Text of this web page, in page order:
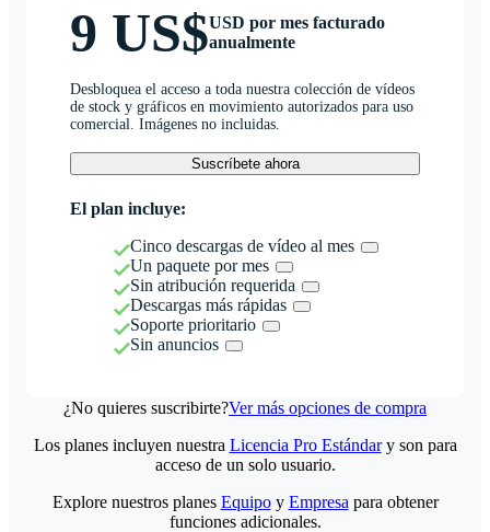
9 US$USD por mes facturado
anualmente
Desbloquea el acceso a toda nuestra colección de vídeos
de stock y gráficos en movimiento autorizados para uso
comercial. Imágenes no incluidas.
Suscríbete ahora
El plan incluye:
Cinco descargas de vídeo al mes
Un paquete por mes
Sin atribución requerida
Descargas más rápidas
Soporte prioritario
Sin anuncios
¿No quieres suscribirte?Ver más opciones de compra
Los planes incluyen nuestra Licencia Pro Estándary son para
acceso de un solo usuario.
Explore nuestros planes Equipoy Empresa para obtener
funciones adicionales.